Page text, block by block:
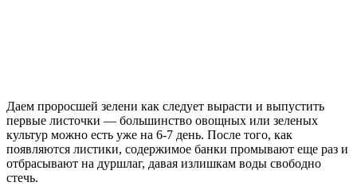
Даем проросшей зелени как следует вырасти и выпустить
первые листочки — большинство овощных или зеленых
культур можно есть уже на 6-7 день. После того, как
появляются листики, содержимое банки промывают еще раз и
отбрасывают на дуршлаг, давая излишкам воды свободно
стечь.